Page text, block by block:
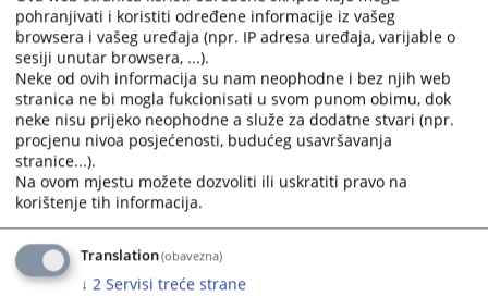
Priručnik “Postupanje u slučajevima
femicida” predstavljen u Bihaću
(10. septembar 2024. godine, Bihać) Danas su predstavnici
AIRE centra u Bihaću predstavili priručnik za pravosuđe
„Postupanje u slučajevima femicida“ sudijama i sutkinjama
Kantonalnog suda u Bihaću, Kantonalnog suda u Livnu,
Bihaću..............
12.09.2024.
pohranjivati i koristiti određene informacije iz vašeg
browsera i vašeg uređaja (npr. IP adresa uređaja, varijable o
sesiji unutar browsera, ...).
Neke od ovih informacija su nam neophodne i bez njih web
stranica ne bi mogla fukcionisati u svom punom obimu, dok
neke nisu prijeko neophodne a služe za dodatne stvari (npr.
procjenu nivoa posjećenosti, budućeg usavršavanja
stranice...).
Na ovom mjestu možete dozvoliti ili uskratiti pravo na
korištenje tih informacija.
Translation(obavezna)
↓ 2 Servisi treće strane